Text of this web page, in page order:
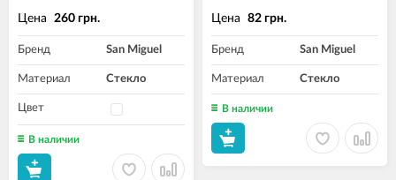
Цена 260 грн.
Бренд San Miguel
Материал Стекло
Цвет
В наличии
Цена 82 грн.
Бренд San Miguel
Материал Стекло
В наличии